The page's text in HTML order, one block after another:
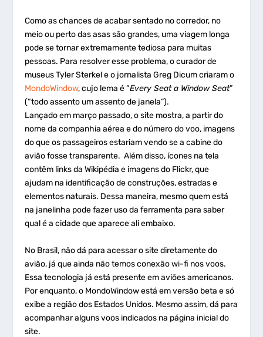
Como as chances de acabar sentado no corredor, no
meio ou perto das asas são grandes, uma viagem longa
pode se tornar extremamente tediosa para muitas
pessoas. Para resolver esse problema, o curador de
museus Tyler Sterkel e o jornalista Greg Dicum criaram o
MondoWindow, cujo lema é “Every Seat a Window Seat”
(“todo assento um assento de janela”).
Lançado em março passado, o site mostra, a partir do
nome da companhia aérea e do número do voo, imagens
do que os passageiros estariam vendo se a cabine do
avião fosse transparente. Além disso, ícones na tela
contêm links da Wikipédia e imagens do Flickr, que
ajudam na identificação de construções, estradas e
elementos naturais. Dessa maneira, mesmo quem está
na janelinha pode fazer uso da ferramenta para saber
qual é a cidade que aparece ali embaixo.
No Brasil, não dá para acessar o site diretamente do
avião, já que ainda não temos conexão wi-fi nos voos.
Essa tecnologia já está presente em aviões americanos.
Por enquanto, o MondoWindow está em versão beta e só
exibe a região dos Estados Unidos. Mesmo assim, dá para
acompanhar alguns voos indicados na página inicial do
site.